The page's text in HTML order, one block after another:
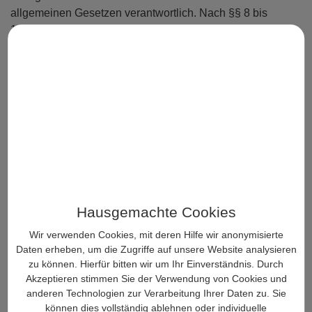
Hausgemachte Cookies
Wir verwenden Cookies, mit deren Hilfe wir anonymisierte
Daten erheben, um die Zugriffe auf unsere Website analysieren
zu können. Hierfür bitten wir um Ihr Einverständnis. Durch
Akzeptieren stimmen Sie der Verwendung von Cookies und
anderen Technologien zur Verarbeitung Ihrer Daten zu. Sie
können dies vollständig ablehnen oder individuelle
allgemeinen Gesetzen verantwortlich. Nach §§ 8 bis
10 TMG sind wir als Diensteanbieter jedoch nicht
diese Inhalte umgehend entfernen.
Haftung für Links
Unser Angebot enthält Links zu externen Webseiten
Dritter, auf deren Inhalte wir keinen Einfluss haben.
Deshalb können wir für diese fremden Inhalte auch
keine Gewähr übernehmen. Für die Inhalte der